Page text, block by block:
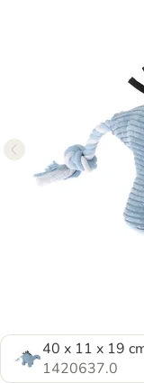
40 x 11 x 19
1420637.0